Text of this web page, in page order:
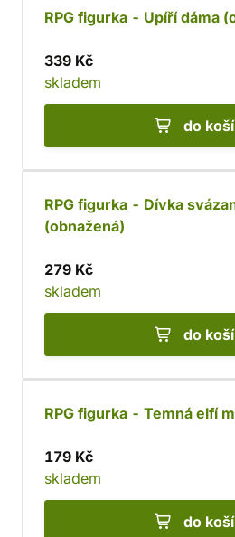
RPG figurka - Upíří dáma
339 Kč
skladem
do
RPG figurka - Dívka
(obnažená)
279 Kč
skladem
do
RPG figurka - Temná elfí
179 Kč
skladem
do